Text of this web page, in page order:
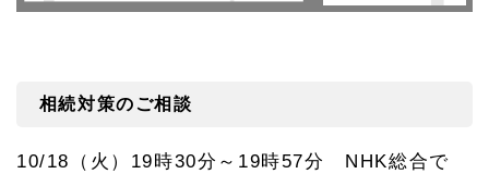
相続対策のご相談
10/18（火）19時30分～19時57分 NHK総合で